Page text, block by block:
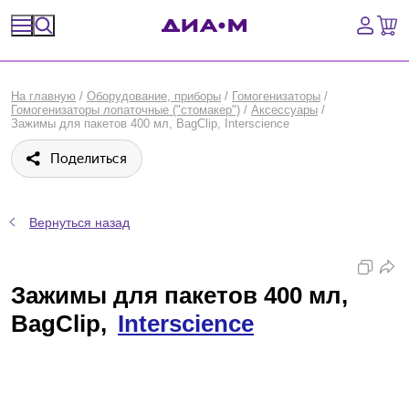
Оборудование, приборы
Расходные материалы, пластик, стекло
Библиотека
На главную / Оборудование, приборы / Гомогенизаторы /
Гомогенизаторы лопаточные ("стомакер") / Аксессуары /
Зажимы для пакетов 400 мл, BagClip, Interscience
Поделиться
Вернуться назад
Зажимы для пакетов 400 мл,
BagClip, Interscience